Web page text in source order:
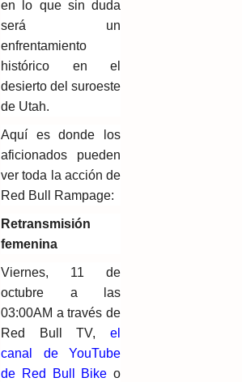
en lo que sin duda
será un
enfrentamiento
histórico en el
desierto del suroeste
de Utah.
Aquí es donde los
aficionados pueden
ver toda la acción de
Red Bull Rampage:
Retransmisión
femenina
Viernes, 11 de
octubre a las
03:00AM a través de
Red Bull TV,
el
canal de YouTube
de Red Bull Bike o